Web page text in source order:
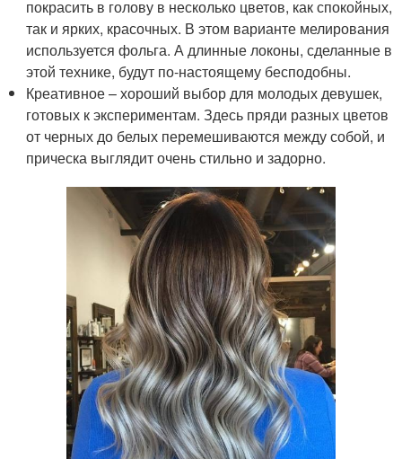
покрасить в голову в несколько цветов, как спокойных,
так и ярких, красочных. В этом варианте мелирования
используется фольга. А длинные локоны, сделанные в
этой технике, будут по-настоящему бесподобны.
Креативное – хороший выбор для молодых девушек,
готовых к экспериментам. Здесь пряди разных цветов
от черных до белых перемешиваются между собой, и
прическа выглядит очень стильно и задорно.